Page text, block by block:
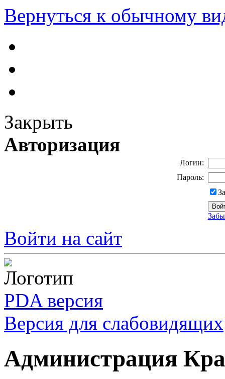
Вернуться к обычному
Закрыть
Авторизация
Логин:
Пароль:
Войти на сайт
PDA версия
Версия для слабовидящих
Администрация